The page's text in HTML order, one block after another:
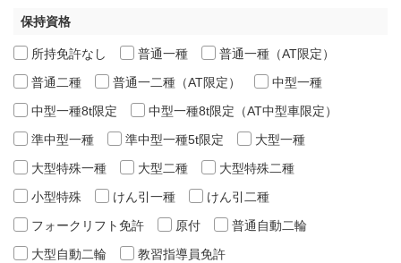
保持資格
所持免許なし 普通一種
普通一種（AT限定）
普通二種
普通一二種（AT限定）
中型一種
中型一種8t限定
中型一種8t限定（AT中型車限定）
準中型一種
準中型一種5t限定
大型一種
大型特殊一種
大型二種
大型特殊二種
小型特殊
けん引一種
けん引二種
フォークリフト免許
原付
普通自動二輪
大型自動二輪
教習指導員免許